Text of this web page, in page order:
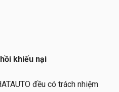
khiếu nại
đều có trách nhiệm